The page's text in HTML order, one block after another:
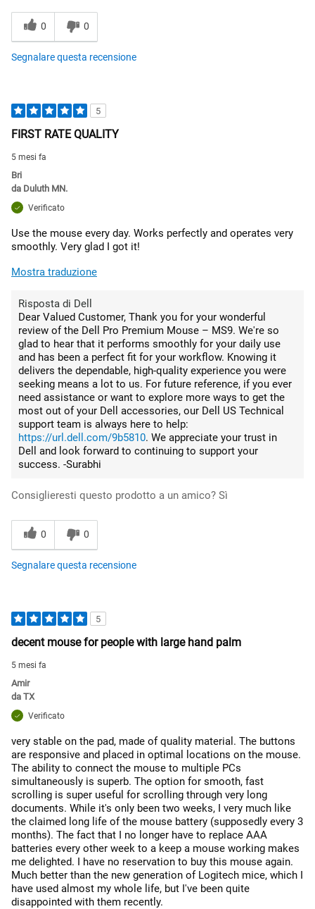
0 0
Segnalare questa recensione
5
FIRST RATE QUALITY
5 mesi fa
Bri
da Duluth MN.
Verificato
Use the mouse every day. Works perfectly and operates very
smoothly. Very glad I got it!
Mostra traduzione
Risposta di Dell
Dear Valued Customer, Thank you for your wonderful
review of the Dell Pro Premium Mouse – MS9. We're so
glad to hear that it performs smoothly for your daily use
and has been a perfect fit for your workflow. Knowing it
delivers the dependable, high-quality experience you were
seeking means a lot to us. For future reference, if you ever
need assistance or want to explore more ways to get the
most out of your Dell accessories, our Dell US Technical
support team is always here to help:
https://url.dell.com/9b5810. We appreciate your trust in
Dell and look forward to continuing to support your
success. -Surabhi
Consiglieresti questo prodotto a un amico? Sì
0 0
Segnalare questa recensione
5
decent mouse for people with large hand palm
5 mesi fa
Amir
da TX
Verificato
very stable on the pad, made of quality material. The buttons
are responsive and placed in optimal locations on the mouse.
The ability to connect the mouse to multiple PCs
simultaneously is superb. The option for smooth, fast
scrolling is super useful for scrolling through very long
documents. While it's only been two weeks, I very much like
the claimed long life of the mouse battery (supposedly every 3
months). The fact that I no longer have to replace AAA
batteries every other week to a keep a mouse working makes
me delighted. I have no reservation to buy this mouse again.
Much better than the new generation of Logitech mice, which I
have used almost my whole life, but I've been quite
disappointed with them recently.